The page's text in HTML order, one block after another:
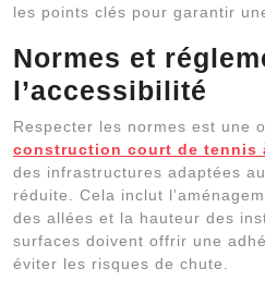
les points clés pour garantir
Normes et
l’accessibilité
Respecter les normes est une
construction court de tennis
des infrastructures adaptées
réduite. Cela inclut
des allées et la hauteur des
surfaces doivent offrir une
éviter les risques de chute.